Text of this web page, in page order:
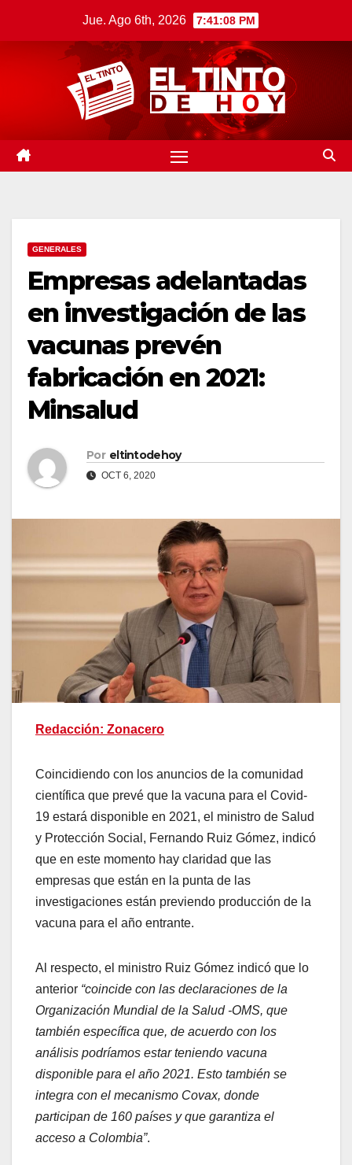
Jue. Ago 6th, 2026 7:41:09 PM
GENERALES
Empresas adelantadas
en investigación de las
vacunas prevén
fabricación en 2021:
Minsalud
Por eltintodehoy
OCT 6, 2020
Redacción: Zonacero
Coincidiendo con los anuncios de la comunidad
científica que prevé que la vacuna para el Covid-
19 estará disponible en 2021, el ministro de Salud
y Protección Social, Fernando Ruiz Gómez, indicó
que en este momento hay claridad que las
empresas que están en la punta de las
investigaciones están previendo producción de la
vacuna para el año entrante.
Al respecto, el ministro Ruiz Gómez indicó que lo
anterior “coincide con las declaraciones de la
Organización Mundial de la Salud -OMS, que
también específica que, de acuerdo con los
análisis podríamos estar teniendo vacuna
disponible para el año 2021. Esto también se
integra con el mecanismo Covax, donde
participan de 160 países y que garantiza el
acceso a Colombia”.